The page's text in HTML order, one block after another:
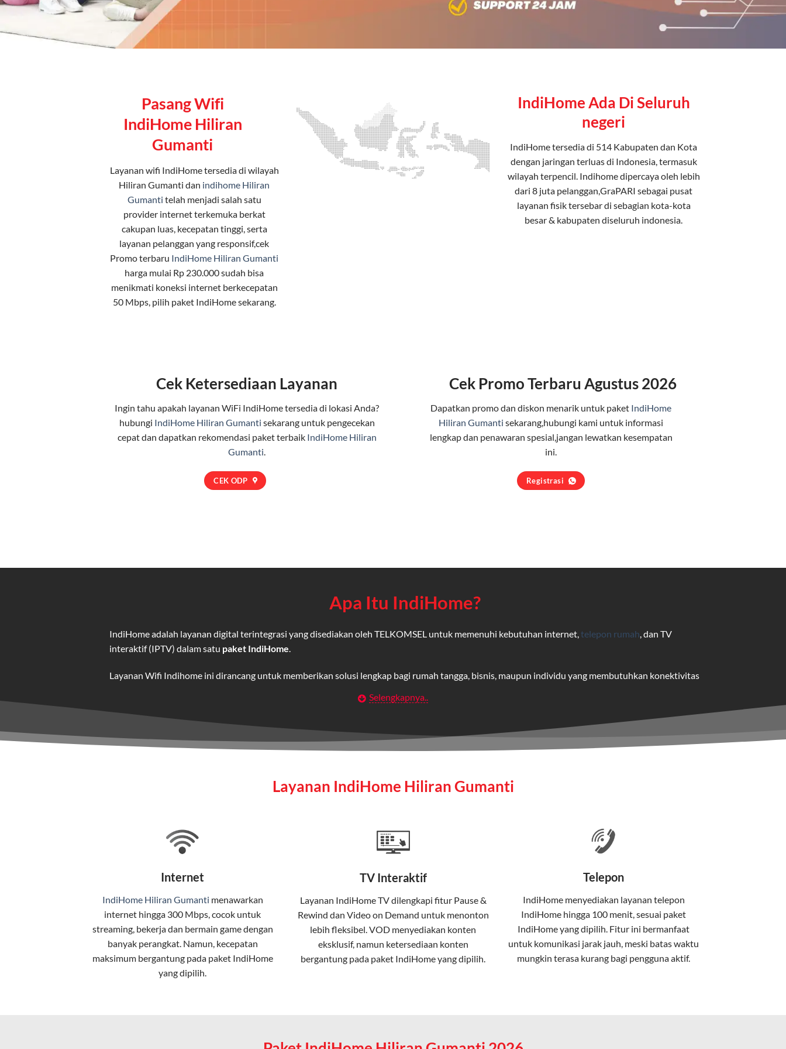
Pasang Wifi
IndiHome Hiliran
Gumanti
Layanan wifi IndiHometersedia di wilayah
Hiliran Gumanti dan indihome Hiliran
Gumanti telah menjadi salah satu
provider internet terkemuka berkat
cakupan luas, kecepatan tinggi, serta
layanan pelanggan yang responsif,cek
Promo terbaru IndiHome Hiliran Gumanti
harga mulai Rp 230.000 sudah bisa
menikmati koneksi internet berkecepatan
50 Mbps, pilih paket IndiHomesekarang.
IndiHome Ada Di Seluruh
negeri
IndiHome tersedia di 514 Kabupaten dan Kota
dengan jaringan terluas di Indonesia, termasuk
wilayah terpencil. Indihome dipercaya oleh lebih
dari 8 juta pelanggan,GraPARI sebagai pusat
layanan fisik tersebar di sebagian kota-kota
besar & kabupaten diseluruh indonesia.
Cek Ketersediaan Layanan
Ingin tahu apakah layanan WiFi IndiHome tersedia di lokasi Anda?
hubungi IndiHome Hiliran Gumanti sekarang untuk pengecekan
cepat dan dapatkan rekomendasi paket terbaik IndiHome Hiliran
Gumanti.
CEK ODP
Cek Promo Terbaru Agustus 2026
Dapatkan promo dan diskon menarik untuk paket IndiHome
Hiliran Gumanti sekarang,hubungi kami untuk informasi
lengkap dan penawaran spesial,jangan lewatkan kesempatan
ini.
Registrasi
Apa Itu IndiHome?
IndiHome adalah layanan digital terintegrasi yang disediakan oleh TELKOMSEL untuk memenuhi kebutuhan internet, telepon rumah , dan TV
interaktif (IPTV) dalam satu paket IndiHome
Layanan Wifi Indihome ini dirancang untuk memberikan solusi lengkap bagi rumah tangga, bisnis, maupun individu yang membutuhkan konektivitas
Wifi IndiHome adalah layananinternetberbasis fiber optic yang disediakan oleh Telkom Indonesia untuk pengguna rumah dan bisnis.
Teknologi di Balik WiFi IndiHome
pelanggan. Teknologi ini memiliki beberapa keunggulan:
Kecepatan Tinggi
Serat optik mampu mentransmisikan data dalam kecepatan tinggi hingga 1 Gbps, lebih cepat dibandingkan kabel tembaga atau DSL.
Koneksi Stabil
Minim gangguan dari cuaca atau interferensi elektromagnetik, sehingga koneksi tetap lancar.
Selengkapnya..
Layanan IndiHome Hiliran Gumanti
Internet
IndiHome Hiliran Gumanti menawarkan
internet hingga 300 Mbps, cocok untuk
streaming, bekerja dan bermain game dengan
banyak perangkat. Namun, kecepatan
maksimum bergantung pada paket IndiHome
yang dipilih.
TV Interaktif
Layanan IndiHome TVdilengkapi fitur Pause &
Rewind dan Video on Demand untuk menonton
lebih fleksibel. VOD menyediakan konten
eksklusif, namun ketersediaan konten
bergantung pada paket IndiHome yang dipilih.
Telepon
IndiHome menyediakan layanan telepon
IndiHome hingga 100 menit, sesuai paket
IndiHome yang dipilih. Fitur ini bermanfaat
untuk komunikasi jarak jauh, meski batas waktu
mungkin terasa kurang bagi pengguna aktif.